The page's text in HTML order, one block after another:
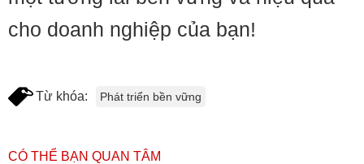
cho doanh nghiệp của bạn!
Từ khóa: Phát triển bền vững
CÓ THỂ BẠN QUAN TÂM